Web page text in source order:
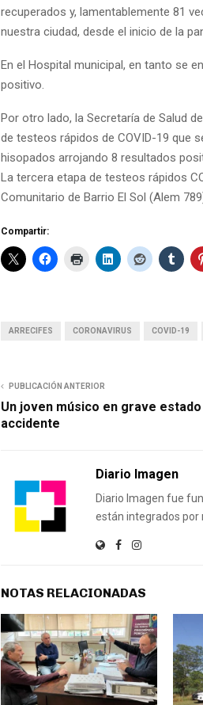
recuperados y, lamentablemente 81
nuestra ciudad, desde el inicio de la
En el Hospital municipal, en tanto se
positivo.
Por otro lado, la Secretaría de Salud
de testeos rápidos de COVID-19 que
hisopados arrojando 8 resultados
La tercera etapa de testeos rápidos
Comunitario de Barrio El Sol (Alem
Compartir:
ARRECIFES CORONAVIRUS COVID-19
PUBLICACIÓN ANTERIOR
Un joven músico en grave
accidente
Diario Imagen
Diario Imagen fue
están integrados por
NOTAS RELACIONADAS